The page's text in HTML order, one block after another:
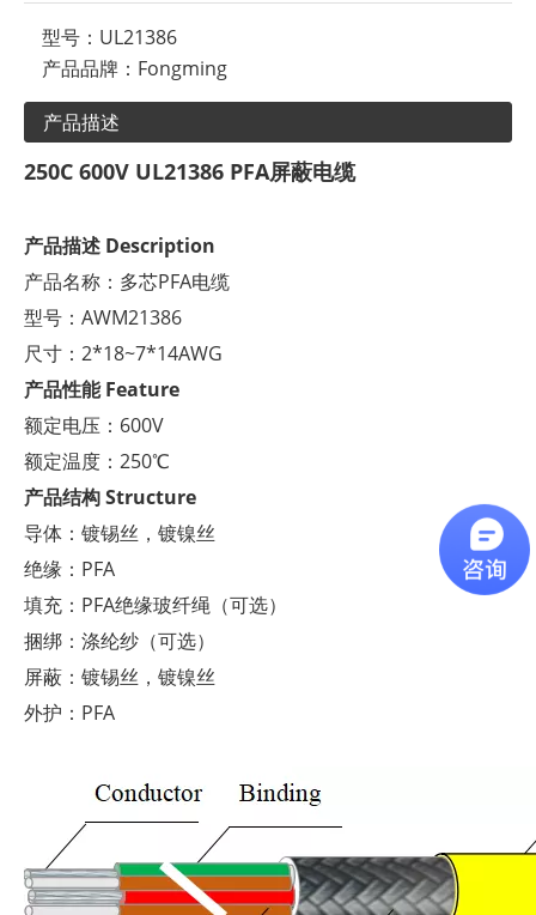
型号： UL21386
产品品牌： Fongming
产品描述
250C 600V UL21386 PFA屏蔽电缆
产品描述 Description
产品名称：多芯PFA电缆
型号：AWM21386
尺寸：2*18~7*14AWG
产品性能 Feature
额定电压：600V
额定温度：250℃
产品结构Structure
导体：镀锡丝，镀镍丝
绝缘：PFA
填充：PFA绝缘玻纤绳（可选）
捆绑：涤纶纱（可选）
屏蔽：镀锡丝，镀镍丝
外护：PFA